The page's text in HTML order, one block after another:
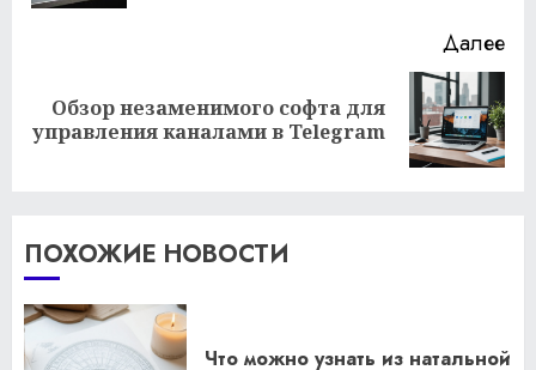
Далее
Следующая
запись:
Обзор незаменимого софта для
управления каналами в Telegram
ПОХОЖИЕ НОВОСТИ
Что можно узнать из натальной